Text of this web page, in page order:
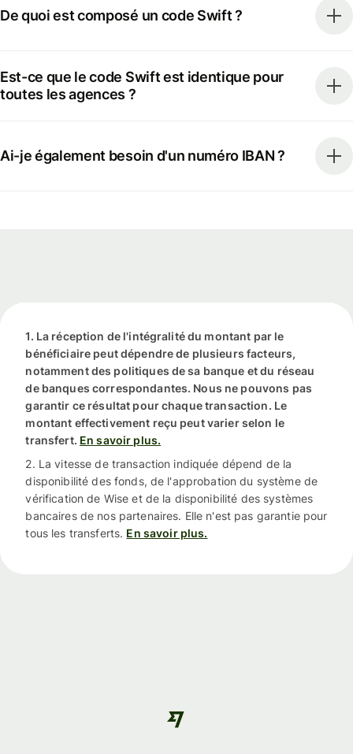
De quoi est composé un code Swift ?
Est-ce que le code Swift est identique pour
toutes les agences ?
Ai-je également besoin d'un numéro IBAN ?
1. La réception de l'intégralité du montant par le
bénéficiaire peut dépendre de plusieurs facteurs,
notamment des politiques de sa banque et du réseau
de banques correspondantes. Nous ne pouvons pas
garantir ce résultat pour chaque transaction. Le
montant effectivement reçu peut varier selon le
transfert. En savoir plus.
2. La vitesse de transaction indiquée dépend de la
disponibilité des fonds, de l'approbation du système de
vérification de Wise et de la disponibilité des systèmes
bancaires de nos partenaires. Elle n'est pas garantie pour
tous les transferts. En savoir plus.